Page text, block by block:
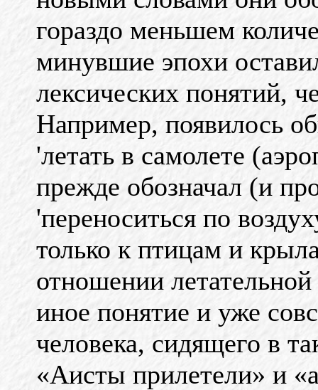
гораздо меньшем
минувшие эпохи
лексических понятий,
Например, появилось
'летать в самолете
прежде обозначал (и
'переноситься по
только к птицам и
отношении
иное понятие и уже
человека, сидящего в
«Аисты прилетели» и